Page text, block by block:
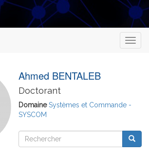
Ahmed BENTALEB
Doctorant
DomaineSystèmes et Commande -
SYSCOM
Rechercher